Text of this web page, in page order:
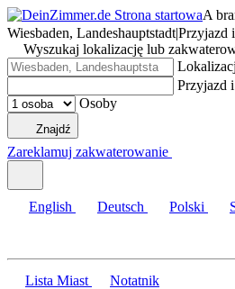
A
Wiesbaden, Landeshauptstadt|Przyjazd
Wyszukaj lokalizację lub
Przyjazd
Osoby
Znajdź
Zareklamuj zakwaterowanie
English Deutsch Polski
Lista Miast Notatnik